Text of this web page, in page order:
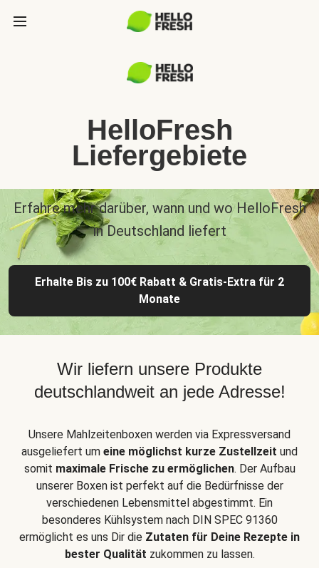
HelloFresh
Liefergebiete
Erfahre mehr darüber, wann und wo HelloFresh
in Deutschland liefert
Erhalte Bis zu 100€ Rabatt & Gratis-Extra für 2
Monate
Wir liefern unsere Produkte
deutschlandweit an jede Adresse!
Unsere Mahlzeitenboxen werden via Expressversand
ausgeliefert um eine möglichst kurze Zustellzeit und
somit maximale Frische zu ermöglichen. Der Aufbau
unserer Boxen ist perfekt auf die Bedürfnisse der
verschiedenen Lebensmittel abgestimmt. Ein
besonderes Kühlsystem nach DIN SPEC 91360
ermöglicht es uns Dir die Zutaten für Deine Rezepte in
bester Qualität zukommen zu lassen.